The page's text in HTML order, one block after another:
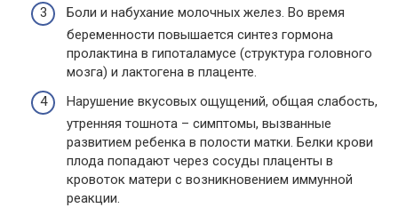
Боли и набухание молочных желез. Во время
беременности повышается синтез гормона
пролактина в гипоталамусе (структура головного
мозга) и лактогена в плаценте.
Нарушение вкусовых ощущений, общая слабость,
утренняя тошнота – симптомы, вызванные
развитием ребенка в полости матки. Белки крови
плода попадают через сосуды плаценты в
кровоток матери с возникновением иммунной
реакции.